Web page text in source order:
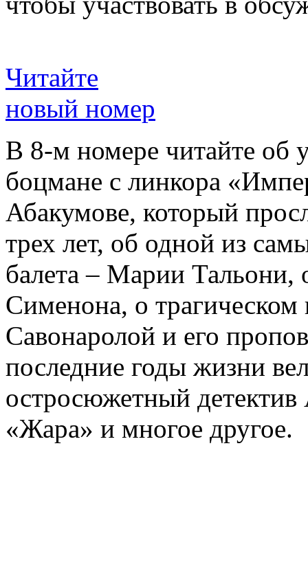
Читайте
новый номер
В 8-м номере читайте об
боцмане с линкора
Абакумове, который
трех лет, об одной из
балета – Марии
Сименона, о трагическом
Савонаролой и его
последние годы жизни
остросюжетный детектив
«Жара» и многое другое.